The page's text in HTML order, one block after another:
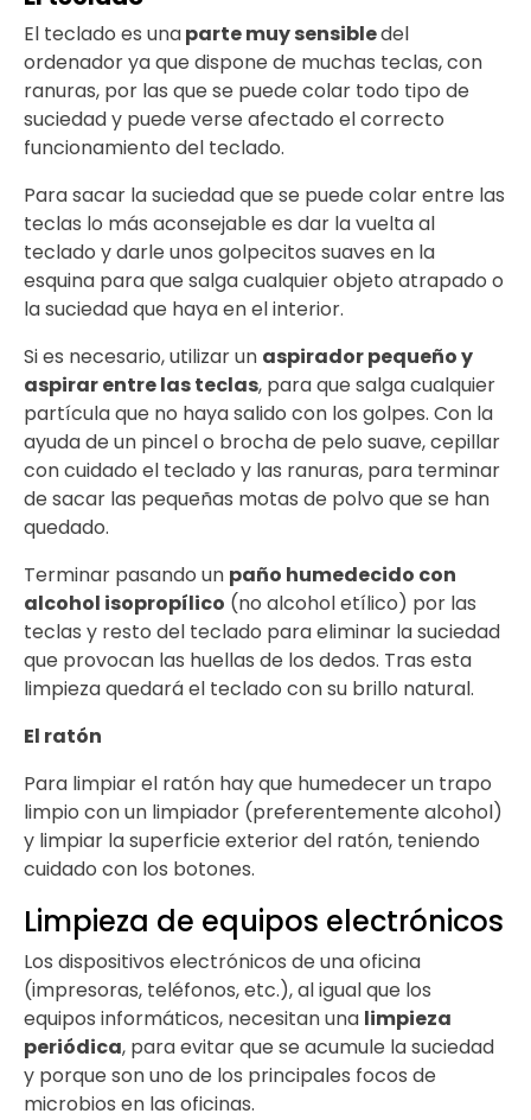
El teclado es unaparte muy sensibledel
ordenador ya que dispone de muchas teclas, con
ranuras, por las que se puede colar todo tipo de
suciedad y puede verse afectado el correcto
funcionamiento del teclado.
Para sacar la suciedad que se puede colar entre las
teclas lo más aconsejable es dar la vuelta al
teclado y darle unos golpecitos suaves en la
esquina para que salga cualquier objeto atrapado o
la suciedad que haya en el interior.
Si es necesario, utilizar un aspirador pequeño y
aspirar entre las teclas, para que salga cualquier
partícula que no haya salido con los golpes. Con la
ayuda de un pincel o brocha de pelo suave, cepillar
con cuidado el teclado y las ranuras, para terminar
de sacar las pequeñas motas de polvo que se han
quedado.
Terminar pasando un paño humedecido con
alcohol isopropílico (no alcohol etílico) por las
teclas y resto del teclado para eliminar la suciedad
que provocan las huellas de los dedos. Tras esta
limpieza quedará el teclado con su brillo natural.
El ratón
Para limpiar el ratón hay que humedecer un trapo
limpio con un limpiador (preferentemente alcohol)
y limpiar la superficie exterior del ratón, teniendo
cuidado con los botones.
Limpieza de equipos electrónicos
Los dispositivos electrónicos de una oficina
(impresoras, teléfonos, etc.), al igual que los
equipos informáticos, necesitan una limpieza
periódica, para evitar que se acumule la suciedad
y porque son uno de los principales focos de
microbios en las oficinas.